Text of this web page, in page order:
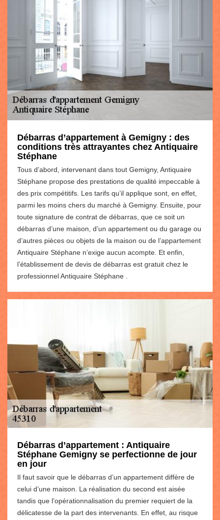
Débarras d’appartement à Gemigny : des
conditions très attrayantes chez Antiquaire
Stéphane
Tous d’abord, intervenant dans tout Gemigny, Antiquaire
Stéphane propose des prestations de qualité impeccable à
des prix compétitifs. Les tarifs qu’il applique sont, en effet,
parmi les moins chers du marché à Gemigny. Ensuite, pour
toute signature de contrat de débarras, que ce soit un
débarras d’une maison, d’un appartement ou du garage ou
d’autres pièces ou objets de la maison ou de l’appartement
Antiquaire Stéphane n’exige aucun acompte. Et enfin,
l’établissement de devis de débarras est gratuit chez le
professionnel Antiquaire Stéphane .
Débarras d’appartement : Antiquaire
Stéphane Gemigny se perfectionne de jour
en jour
Il faut savoir que le débarras d’un appartement diffère de
celui d’une maison. La réalisation du second est aisée
tandis que l’opérationnalisation du premier requiert de la
délicatesse de la part des intervenants. En effet, au risque